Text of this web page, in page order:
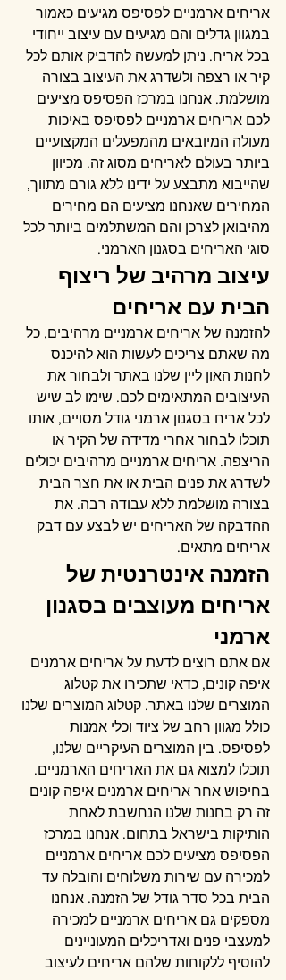
אריחים ארמניים לפסיפס מגיעים כאמור
במגוון גדלים והם מגיעים עם עיצוב ייחודי
בכל אריח. ניתן למעשה להדביק אותם לכל
קיר או רצפה ולשדרג את העיצוב בצורה
מושלמת. אנחנו במרכז הפסיפס מציעים
לכם אריחים ארמניים לפסיפס באיכות
מעולה המיובאים מהמפעלים המקצועיים
ביותר בעולם לאריחים מסוג זה. מכיוון
שהייבוא מתבצע על ידינו ללא גורם מתווך,
המחירים שאנחנו מציעים הם מחירים
מהיבואן לצרכן והם המשתלמים ביותר לכל
סוגי האריחים בסגנון הארמני.
עיצוב מרהיב של ריצוף
הבית עם אריחים
להזמנה של אריחים ארמניים מרהיבים, כל
מה שאתם צריכים לעשות הוא להיכנס
לחנות האון ליין שלנו באתר ולבחור את
העיצובים המתאימים לכם. שימו לב שיש
לכל אריח בסגנון ארמני גודל מסויים, אותו
תוכלו לבחור אחרי מדידה של הקיר או
הריצפה. אריחים ארמניים מרהיבים יכולים
לשדרג את פנים הבית או את חצר הבית
בצורה מושלמת ללא עבודה רבה. את
ההדבקה של האריחים יש לבצע עם דבק
אריחים מתאים.
הזמנה אינטרנטית של
אריחים מעוצבים בסגנון
ארמני
אם אתם רוצים לדעת על אריחים ארמנים
איפה קונים, כדאי שתכירו את קטלוג
המוצרים שלנו באתר. קטלוג המוצרים שלנו
כולל מגוון רחב של ציוד וכלי אמנות
לפסיפס. בין המוצרים העיקריים שלנו,
תוכלו למצוא גם את האריחים הארמניים.
בחיפוש אחר אריחים ארמנים איפה קונים
זה רק בחנות שלנו הנחשבת לאחת
הותיקות בישראל בתחום. אנחנו במרכז
הפסיפס מציעים לכם אריחים ארמניים
למכירה עם שירות משלוחים והובלה עד
הבית בכל סדר גודל של הזמנה. אנחנו
מספקים גם אריחים ארמניים למכירה
למעצבי פנים ואדריכלים המעוניינים
להוסיף ללקוחות שלהם אריחים לעיצוב